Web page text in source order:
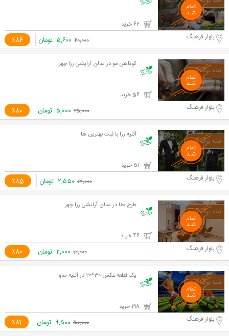
٪86 بلوار فرهنگ ۴۰,۰۰۰ ۵,۶۰۰ تومان
کوتاهی مو در سالن آرایشی رزا چهر
٪80 بلوار فرهنگ ۲۵,۰۰۰ ۵,۰۰۰ تومان
آتلیه رزا با ثبت بهترین ها
٪85 بلوار فرهنگ ۱۷,۰۰۰ ۲,۵۵۰ تومان
طرح حنا در سالن آرایشی رزا چهر
٪80 بلوار فرهنگ ۱۰,۰۰۰ ۲,۰۰۰ تومان
یک قطعه عکس 30*20 در آتلیه ساوا
٪81 بلوار فرهنگ ۵۰,۰۰۰ ۹,۵۰۰ تومان